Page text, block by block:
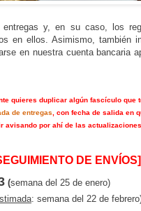
y, en su caso, los
en ellos. Asimismo, también
en nuestra cuenta bancaria
quieres duplicar algún fascículo que
de entregas , con fecha de salida en
avisando por ahí de las
DE ENVÍOS]
(semana del 25 de enero)
: semana del 22 de